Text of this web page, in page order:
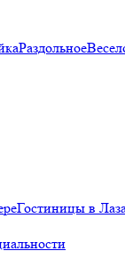
Раздольное
Гостиницы в